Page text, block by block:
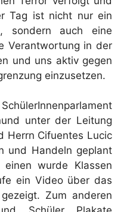
Tag ist nicht nur ein
sondern auch eine
Verantwortung in der
und uns aktiv gegen
einzusetzen.
unter der Leitung
Herrn Cifuentes Lucic
und Handeln geplant
wurde Klassen
ein Video über das
Zum anderen